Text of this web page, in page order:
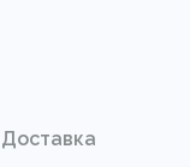
Доставка